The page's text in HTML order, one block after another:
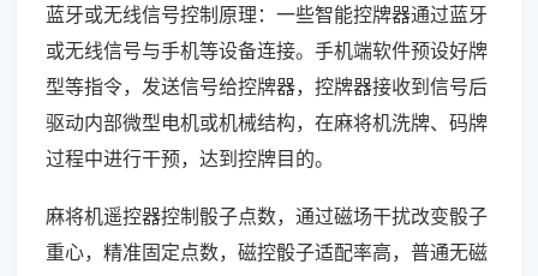
蓝牙或无线信号控制原理：一些智能控牌器通过蓝牙
或无线信号与手机等设备连接。手机端软件预设好牌
型等指令，发送信号给控牌器，控牌器接收到信号后
驱动内部微型电机或机械结构，在麻将机洗牌、码牌
过程中进行干预，达到控牌目的。
麻将机遥控器控制骰子点数，通过磁场干扰改变骰子
重心，精准固定点数，磁控骰子适配率高，普通无磁